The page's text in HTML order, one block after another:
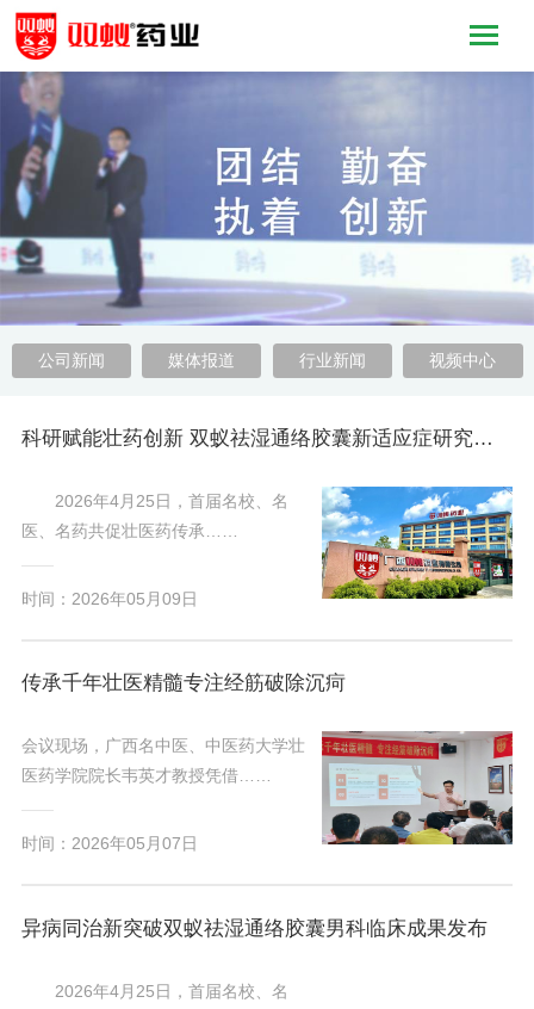
公司新闻 媒体报道 行业新闻 视频中心
科研赋能壮药创新 双蚁祛湿通络胶囊新适应症研究成果重磅发布
2026年4月25日，首届名校、名
医、名药共促壮医药传承……
时间：2026年05月09日
传承千年壮医精髓专注经筋破除沉疴
会议现场，广西名中医、中医药大学壮
医药学院院长韦英才教授凭借……
时间：2026年05月07日
异病同治新突破双蚁祛湿通络胶囊男科临床成果发布
2026年4月25日，首届名校、名